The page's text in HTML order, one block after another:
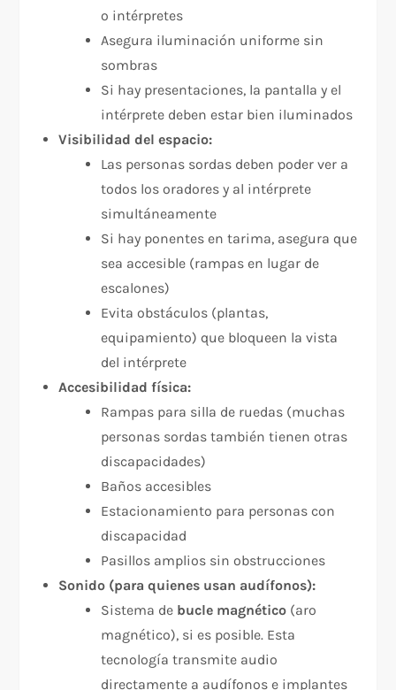
o intérpretes
Asegura iluminación uniforme sin
sombras
Si hay presentaciones, la pantalla y el
intérprete deben estar bien iluminados​
Visibilidad del espacio:
Las personas sordas deben poder ver a
todos los oradores y al intérprete
simultáneamente
Si hay ponentes en tarima, asegura que
sea accesible (rampas en lugar de
escalones)
Evita obstáculos (plantas,
equipamiento) que bloqueen la vista
del intérprete
Accesibilidad física:
Rampas para silla de ruedas (muchas
personas sordas también tienen otras
discapacidades)
Baños accesibles
Estacionamiento para personas con
discapacidad
Pasillos amplios sin obstrucciones​
Sonido (para quienes usan audífonos):
Sistema de bucle magnético (aro
magnético), si es posible. Esta
tecnología transmite audio
directamente a audífonos e implantes